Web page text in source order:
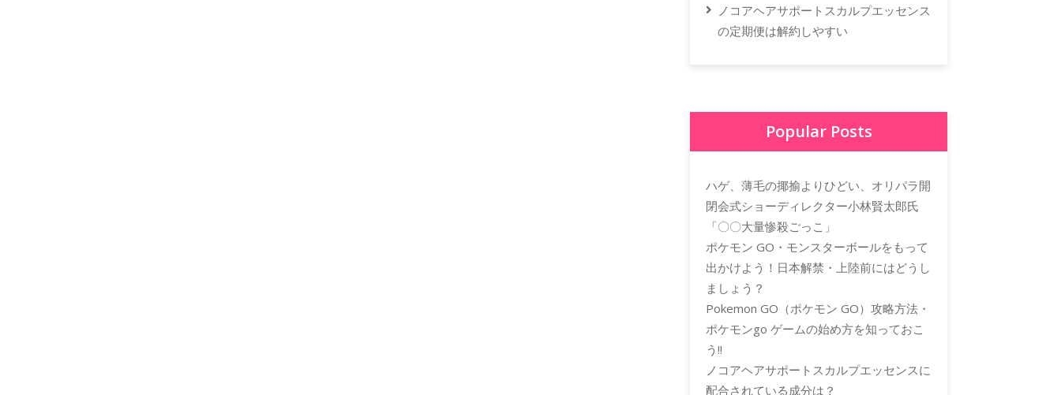
ノコアヘアサポートスカルプエッセンス
の定期便は解約しやすい
Popular Posts
ハゲ、薄毛の揶揄よりひどい、オリパラ開
閉会式ショーディレクター小林賢太郎氏
「〇〇大量惨殺ごっこ」
ポケモン GO・モンスターボールをもって
出かけよう！日本解禁・上陸前にはどうし
ましょう？
Pokemon GO（ポケモン GO）攻略方法・
ポケモンgo ゲームの始め方を知っておこ
う!!
ノコアヘアサポートスカルプエッセンスに
配合されている成分は？